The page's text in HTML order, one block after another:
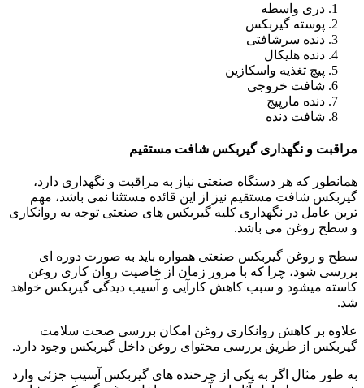
دری واسطه
پوسته گیربکس
دنده سرشافتی
دنده هلیکال
پیچ تغذیه واسکازین
شافت خروجی
دنده مارپیج
شافت دنده
مراقبت و نگهداری گیربکس شافت مستقیم
همانطور که هر دستگاه صنعتی نیاز به مراقبت و نگهداری دارد،
گیربکس شافت مستقیم نیز از این قائده مستثنا نمی باشد، مهم
ترین عامل در نگهداری کلیه گیربکس های صنعتی توجه به روانکاری
و سطح روغن می باشد.
سطح و روغن گیربکس صنعتی همواره باید به صورت دوره ای
بررسی شود، چرا که با مرور زمان از خاصیت روان کاری روغن
کاسته میشود و سبب کاهش کارآیی و آسیب دیدگی گیربکس خواهد
شد.
علاوه بر کاهش روانکاری روغن امکان بررسی صحت سلامت
گیربکس از طریق بررسی محتوای روغن داخل گیربکس وجود دارد.
به طور مثال اگر به یکی از چرخنده های گیربکس آسیب جزئی وارد